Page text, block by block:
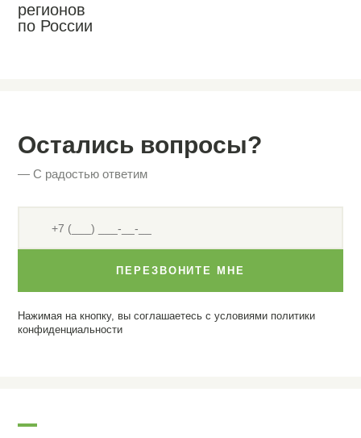
регионов
по России
Остались вопросы?
— С радостью ответим
ПЕРЕЗВОНИТЕ МНЕ
Нажимая на кнопку, вы соглашаетесь с условиями политики
конфиденциальности